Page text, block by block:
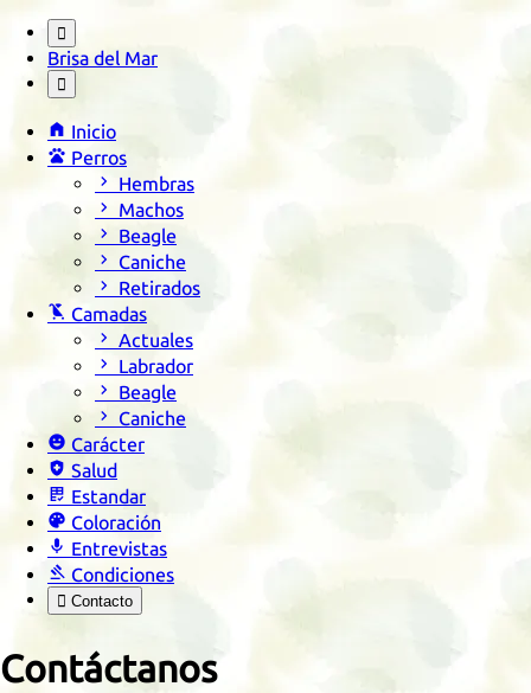

Brisa del Mar

 Inicio
 Perros
 Hembras
 Machos
 Beagle
 Caniche
 Retirados
 Camadas
 Actuales
 Labrador
 Beagle
 Caniche
 Carácter
 Salud
 Estandar
 Coloración
 Entrevistas
 Condiciones
 Contacto
Contáctanos